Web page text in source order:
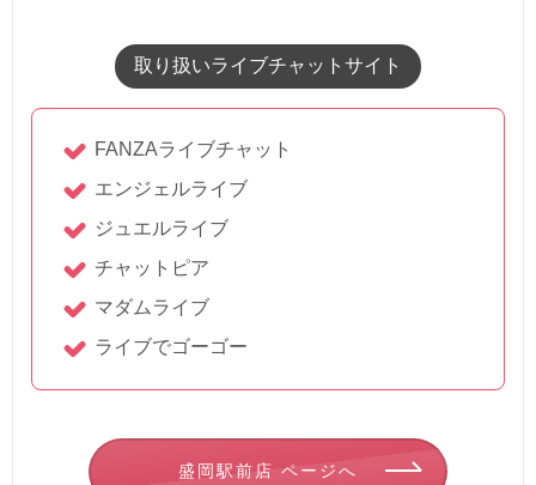
取り扱いライブチャットサイト
FANZAライブチャット
エンジェルライブ
ジュエルライブ
チャットピア
マダムライブ
ライブでゴーゴー
盛岡駅前店 ページへ